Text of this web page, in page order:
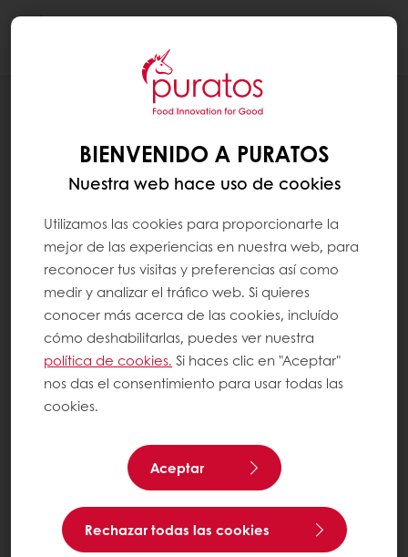
SABORESBIENVENIDO A PURATOS
Nuestra web hace uso de cookies
Utilizamos las cookies para proporcionarte la
mejor de las experiencias en nuestra web, para
reconocer tus visitas y preferencias así como
medir y analizar el tráfico web. Si quieres
conocer más acerca de las cookies, incluído
cómo deshabilitarlas, puedes ver nuestra
política de cookies. Si haces clic en "Aceptar"
nos das el consentimiento para usar todas las
cookies.
Aceptar
Rechazar todas las cookies